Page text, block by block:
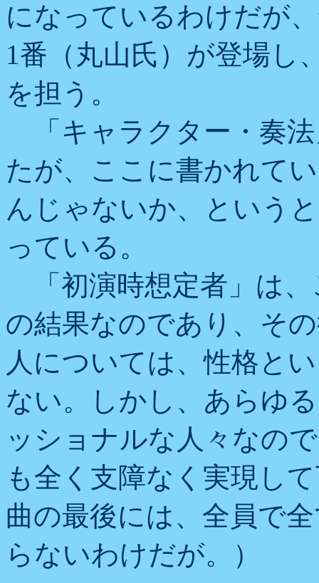
になっているわけだが
1番（丸山氏）が登場し
を担う。
「キャラクター・奏
たが、ここに書かれて
んじゃないか、という
っている。
「初演時想定者」は、
の結果なのであり、そ
人については、性格と
ない。しかし、あらゆ
ッショナルな人々なの
も全く支障なく実現し
曲の最後には、全員で
らないわけだが。）